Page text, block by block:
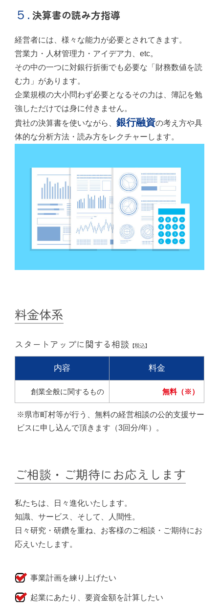
５. 決算書の読み方指導
経営者には、様々な能力が必要とされてきます。
営業力・人材管理力・アイデア力、etc。
その中の一つに対銀行折衝でも必要な「財務数値を読
む力」があります。
企業規模の大小問わず必要となるその力は、簿記を勉
強しただけでは身に付きません。
貴社の決算書を使いながら、 銀行融資の考え方や具
体的な分析方法・読み方をレクチャーします。
料金体系
スタートアップに関する相談 【税込】
内容 料金
創業全般に関するもの 無料（※）
※県市町村等が行う、無料の経営相談の公的支援サー
ビスに申し込んで頂きます（3回分/年）。
ご相談・ご期待にお応えします
私たちは、日々進化いたします。
知識、サービス、そして、人間性。
日々研究・研鑽を重ね、お客様のご相談・ご期待にお
応えいたします。
事業計画を練り上げたい
起業にあたり、要資金額を計算したい